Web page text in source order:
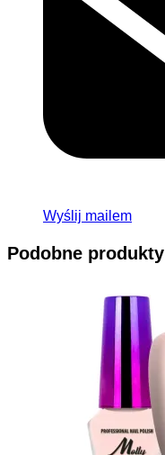
Wyślij mailem
Podobne produkty